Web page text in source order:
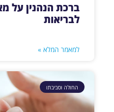
ברכת הנהנין על
לבריאות
למאמר המלא »
החולה וסביבתו